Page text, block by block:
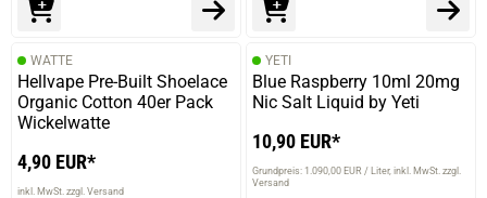
WATTE
Hellvape Pre-Built Shoelace
Organic Cotton 40er Pack
Wickelwatte
4,90 EUR*
inkl. MwSt. zzgl. Versand
YETI
Blue Raspberry 10ml 20mg
Nic Salt Liquid by Yeti
10,90 EUR*
Grundpreis: 1.090,00 EUR / Liter inkl. MwSt. zzgl.
Versand